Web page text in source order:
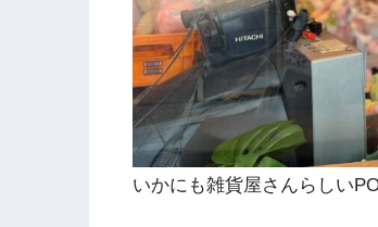
いかにも雑貨屋さんらしい